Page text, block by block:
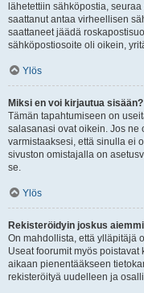
lähetettiin sähköpostia,
saattanut antaa virheellisen
saattaneet jäädä
sähköpostiosoite oli oikein,
Ylös
Miksi en voi kirjautua sisään?
Tämän tapahtumiseen on
salasanasi ovat oikein. Jos ne
varmistaaksesi, että sinulla ei
sivuston omistajalla on
se.
Ylös
Rekisteröidyin joskus
On mahdollista, että ylläpitäjä
Useat foorumit myös
aikaan pienentääkseen
rekisteröityä uudelleen ja